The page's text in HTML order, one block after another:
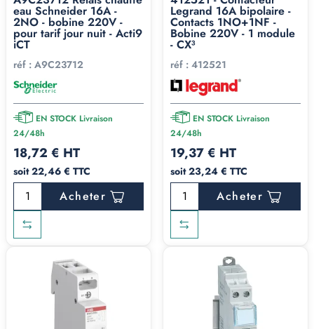
eau Schneider 16A -
2NO - bobine 220V -
pour tarif jour nuit - Acti9
iCT
réf : A9C23712
EN STOCK Livraison
24/48h
18,72 € HT
soit 22,46 € TTC
Acheter
Legrand 16A bipolaire -
Contacts 1NO+1NF -
Bobine 220V - 1 module
- CX³
réf : 412521
EN STOCK Livraison
24/48h
19,37 € HT
soit 23,24 € TTC
Acheter